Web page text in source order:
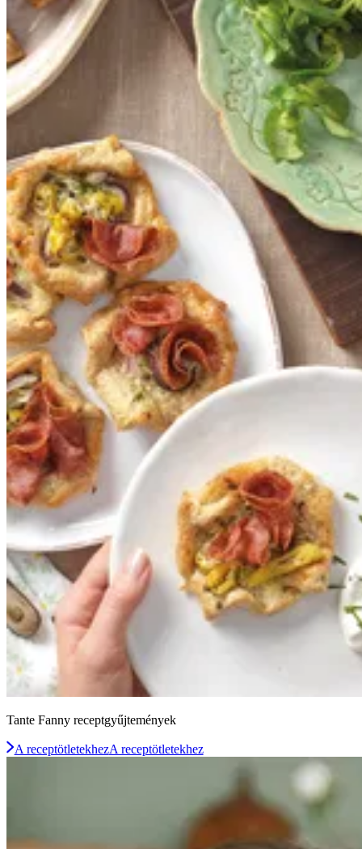
Tante Fanny receptgyűjtemények
A receptötletekhezA receptötletekhez